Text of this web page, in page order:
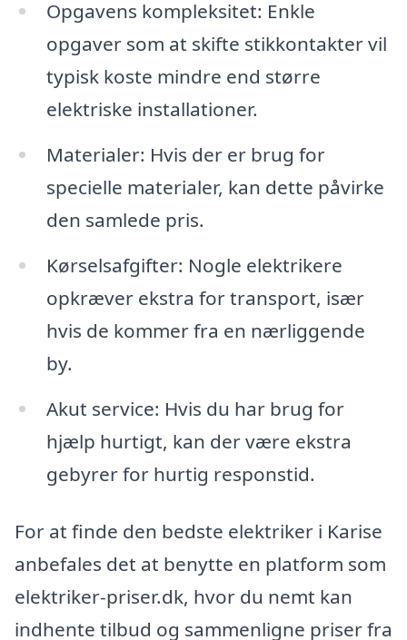
Opgavens kompleksitet: Enkle
opgaver som at skifte stikkontakter vil
typisk koste mindre end større
elektriske installationer.
Materialer: Hvis der er brug for
specielle materialer, kan dette påvirke
den samlede pris.
Kørselsafgifter: Nogle elektrikere
opkræver ekstra for transport, især
hvis de kommer fra en nærliggende
by.
Akut service: Hvis du har brug for
hjælp hurtigt, kan der være ekstra
gebyrer for hurtig responstid.
For at finde den bedste elektriker i Karise
anbefales det at benytte en platform som
elektriker-priser.dk, hvor du nemt kan
indhente tilbud og sammenligne priser fra